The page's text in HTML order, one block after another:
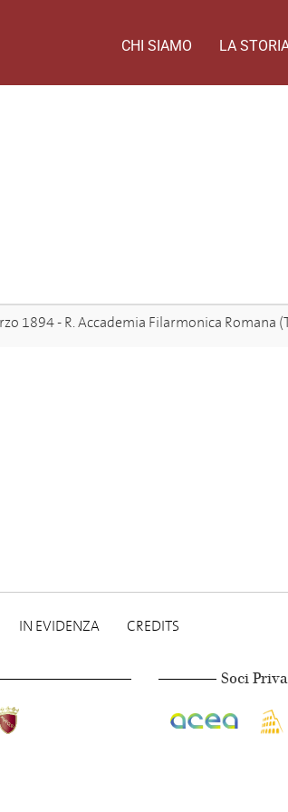
CHI SIAMO LA
1894 - R. Accademia Filarmonica Romana
IN EVIDENZA CREDITS
Soci